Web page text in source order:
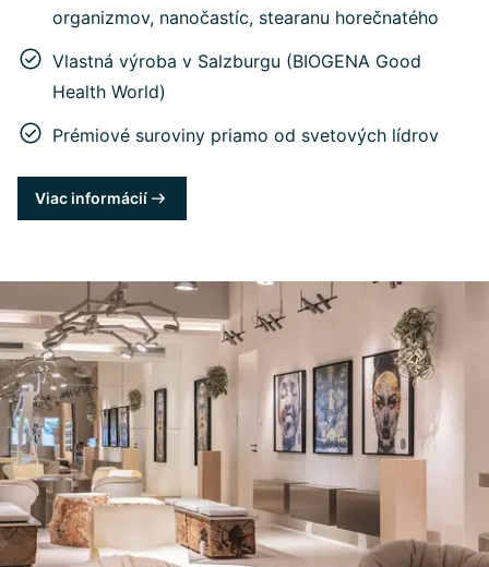
organizmov, nanočastíc, stearanu horečnatého
Vlastná výroba v Salzburgu (BIOGENA Good
Health World)
Prémiové suroviny priamo od svetových lídrov
Viac informácií